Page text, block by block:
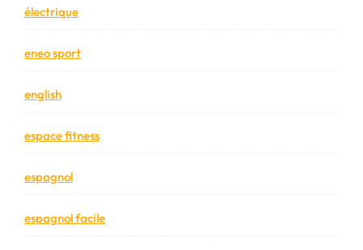
électrique
eneo sport
english
espace fitness
espagnol
espagnol facile